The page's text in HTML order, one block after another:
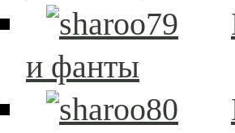
и фанты